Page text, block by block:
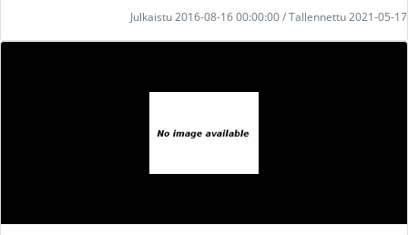
Julkaistu 2016-08-16 00:00:00 / Tallennettu 2021-05-17